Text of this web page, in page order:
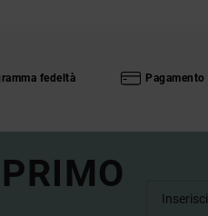
fedeltà